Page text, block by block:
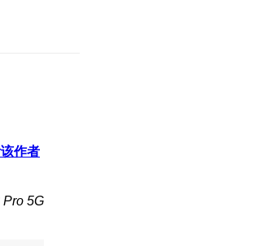
作者
Pro 5G